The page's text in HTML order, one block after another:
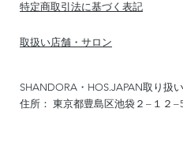
​特定商取引法に基づく表記
​取扱い店舗・サロン
SHANDORA・HOS.JAPAN取り扱
住所： 東京都豊島区池袋２−１２